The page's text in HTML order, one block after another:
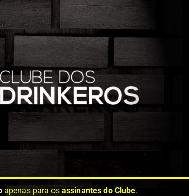
apenas para os assinantes do Clube.